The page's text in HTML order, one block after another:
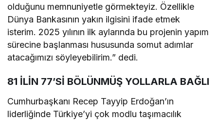
olduğunu memnuniyetle görmekteyiz. Özellikle
Dünya Bankasının yakın ilgisini ifade etmek
isterim. 2025 yılının ilk aylarında bu projenin yapım
sürecine başlanması hususunda somut adımlar
atacağımızı söyleyebilirim.” dedi.
81 İLİN 77’Sİ BÖLÜNMÜŞ YOLLARLA BAĞLI
Cumhurbaşkanı Recep Tayyip Erdoğan’ın
liderliğinde Türkiye’yi çok modlu taşımacılık